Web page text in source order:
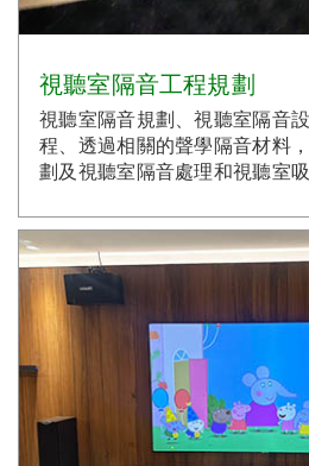
視聽室隔音工程規劃
視聽室隔音規劃、視聽室隔音
程、透過相關的聲學隔音材料
劃及視聽室隔音處理和視聽室吸